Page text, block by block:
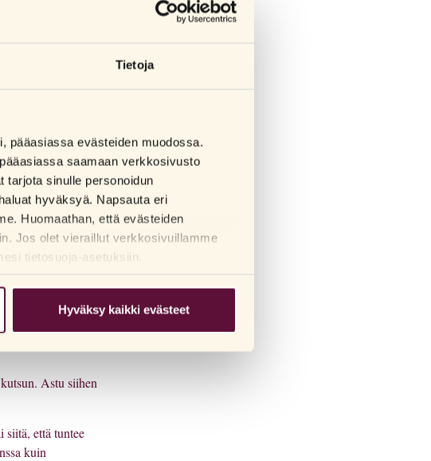
Tietoja
pääasiassa evästeiden muodossa.
saamaan verkkosivusto
tarjota sinulle personoidun
hyväksyä. Napsauta eri
Huomaathan, että evästeiden
Jos olet vieraillut verkkosivuillamme
tietosuoja-asetuksiin.
Hyväksy kaikki evästeet
he eivät ole
kun kuukautisia ei
kuulla ystäväsi
Astu siihen
siitä, että tuntee
kuin